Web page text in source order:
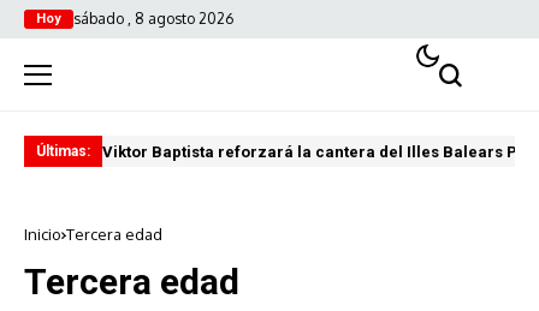
Hoy sábado , 8 agosto 2026
Últimas: Viktor Baptista reforzará la cantera del Illes Balears
Inicio Tercera edad
Tercera edad